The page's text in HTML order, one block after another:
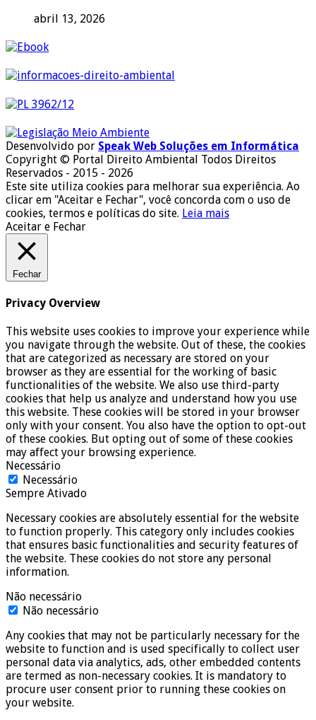
abril 13, 2026
Desenvolvido por Speak Web Soluções em Informática
Copyright © Portal Direito Ambiental Todos Direitos
Reservados - 2015 - 2026
Este site utiliza cookies para melhorar sua experiência. Ao
clicar em "Aceitar e Fechar", você concorda com o uso de
cookies, termos e políticas do site. Leia mais
Aceitar e Fechar
Fechar
Privacy Overview
This website uses cookies to improve your experience while
you navigate through the website. Out of these, the cookies
that are categorized as necessary are stored on your
browser as they are essential for the working of basic
functionalities of the website. We also use third-party
cookies that help us analyze and understand how you use
this website. These cookies will be stored in your browser
only with your consent. You also have the option to opt-out
of these cookies. But opting out of some of these cookies
may affect your browsing experience.
Necessário
Necessário
Sempre Ativado
Necessary cookies are absolutely essential for the website
to function properly. This category only includes cookies
that ensures basic functionalities and security features of
the website. These cookies do not store any personal
information.
Não necessário
Não necessário
Any cookies that may not be particularly necessary for the
website to function and is used specifically to collect user
personal data via analytics, ads, other embedded contents
are termed as non-necessary cookies. It is mandatory to
procure user consent prior to running these cookies on
your website.